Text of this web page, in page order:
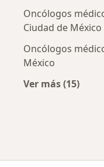
Oncólogos
Ciudad de México
Oncólogos
México
Ver más (15)